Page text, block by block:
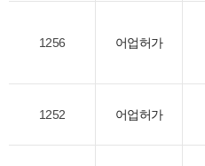
1256 어업허가
1252 어업허가